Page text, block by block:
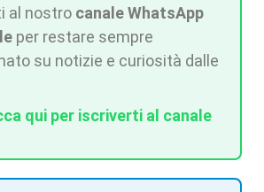
al nostro canale WhatsApp
per restare sempre
su notizie e curiosità dalle
qui per iscriverti al canale